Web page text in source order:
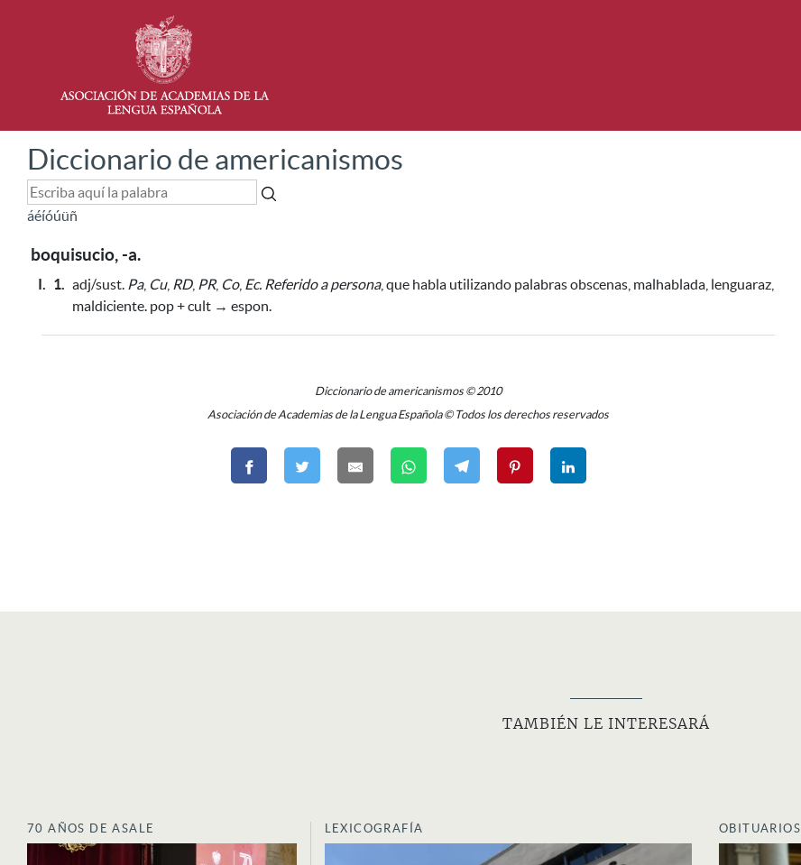
Diccionario de americanismos
áéíóúüñ
boquisucio, -a.
I. 1. adj/sust. Pa, Cu, RD, PR, Co, Ec. Referido a persona, que habla utilizando palabras obscenas, malhablada, lenguaraz,
maldiciente. pop + cult → espon.
Diccionario de americanismos © 2010
Asociación de Academias de la Lengua Española © Todos los derechos reservados
TAMBIÉN LE INTERESARÁ
70 AÑOS DE ASALE LEXICOGRAFÍA OBITUARIOS